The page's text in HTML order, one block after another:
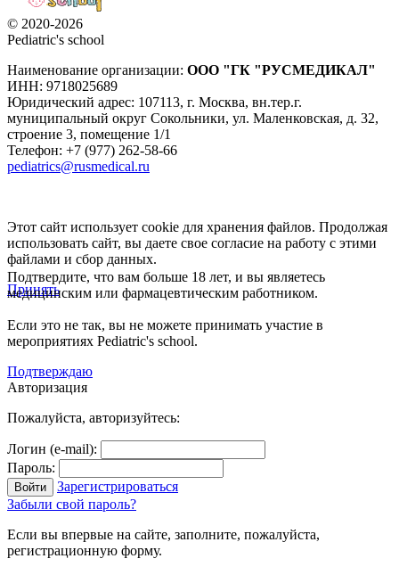
© 2020-2026
Pediatric's school
Наименование организации: ООО "ГК "РУСМЕДИКАЛ"
ИНН: 9718025689
Юридический адрес: 107113, г. Москва, вн.тер.г.
муниципальный округ Сокольники, ул. Маленковская, д. 32,
строение 3, помещение 1/1
Телефон: +7 (977) 262-58-66
pediatrics@rusmedical.ru
Этот сайт использует cookie для хранения файлов. Продолжая
использовать сайт, вы даете свое согласие на работу с этими
файлами и сбор данных.
Принять
Подтвердите, что вам больше 18 лет, и вы являетесь
медицинским или фармацевтическим работником.
Если это не так, вы не можете принимать участие в
мероприятиях Pediatric's school.
Подтверждаю
Авторизация
Пожалуйста, авторизуйтесь:
Логин (e-mail):
Пароль:
Зарегистрироваться
Забыли свой пароль?
Если вы впервые на сайте, заполните, пожалуйста,
регистрационную форму.